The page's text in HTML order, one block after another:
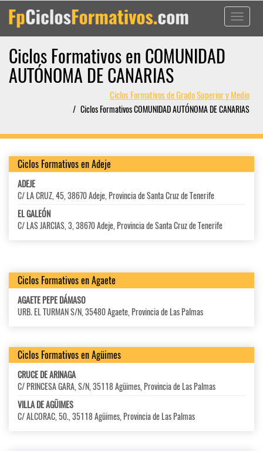
Toggle
Ciclos Formativos en COMUNIDAD
AUTÓNOMA DE CANARIAS
Ciclos Formativos de Grado Superior y Medio
Ciclos Formativos COMUNIDAD AUTÓNOMA DE CANARIAS
Ciclos Formativos en Adeje
ADEJE
C/ LA CRUZ, 45, 38670 Adeje, Provincia de Santa Cruz de Tenerife
EL GALEÓN
C/ LAS JARCIAS, 3, 38670 Adeje, Provincia de Santa Cruz de Tenerife
Ciclos Formativos en Agaete
AGAETE PEPE DÁMASO
URB. EL TURMAN S/N, 35480 Agaete, Provincia de Las Palmas
Ciclos Formativos en Agüimes
CRUCE DE ARINAGA
C/ PRINCESA GARA, S/N, 35118 Agüimes, Provincia de Las Palmas
VILLA DE AGÜIMES
C/ ALCORAC, 50., 35118 Agüimes, Provincia de Las Palmas